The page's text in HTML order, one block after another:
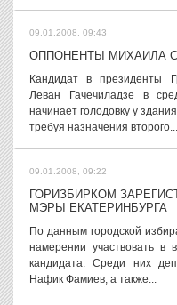
09.01.2008, 09:43
ОППОНЕНТЫ МИХАИЛА
Кандидат в президенты
Леван Гачечиладзе в
начинает голодовку у
требуя назначения второго...
09.01.2008, 09:22
ГОРИЗБИРКОМ
МЭРЫ ЕКАТЕРИНБУРГА
По данным городской
намерении участвовать в
кандидата. Среди них
Нафик Фамиев, а также...